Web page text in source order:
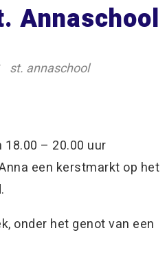
Annaschool
st. annaschool
18.00 – 20.00 uur
een kerstmarkt op het
onder het genot van een